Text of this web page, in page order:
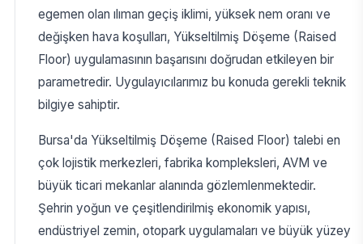
egemen olan ılıman geçiş iklimi, yüksek nem oranı ve
değişken hava koşulları, Yükseltilmiş Döşeme (Raised
Floor) uygulamasının başarısını doğrudan etkileyen bir
parametredir. Uygulayıcılarımız bu konuda gerekli teknik
bilgiye sahiptir.
Bursa'da Yükseltilmiş Döşeme (Raised Floor) talebi en
çok lojistik merkezleri, fabrika kompleksleri, AVM ve
büyük ticari mekanlar alanında gözlemlenmektedir.
Şehrin yoğun ve çeşitlendirilmiş ekonomik yapısı,
endüstriyel zemin, otopark uygulamaları ve büyük yüzey